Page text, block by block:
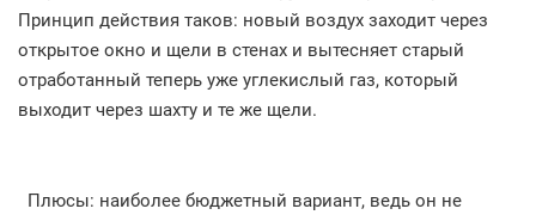
Принцип действия таков: новый воздух заходит через
открытое окно и щели в стенах и вытесняет старый
отработанный теперь уже углекислый газ, который
выходит через шахту и те же щели.
Плюсы: наиболее бюджетный вариант, ведь он не